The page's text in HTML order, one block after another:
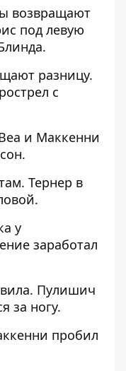
возвращают
под левую
разницу.
с
и Маккенни
Тернер в
у
заработал
Пулишич
за ногу.
пробил